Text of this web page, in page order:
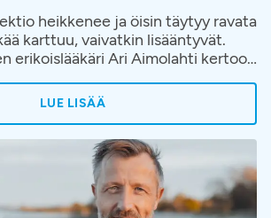
heikkenee ja öisin täytyy ravata
karttuu, vaivatkin lisääntyvät.
erikoislääkäri Ari Aimolahti kertoo,
miten keski-ikäisen miehen
LUE LISÄÄ